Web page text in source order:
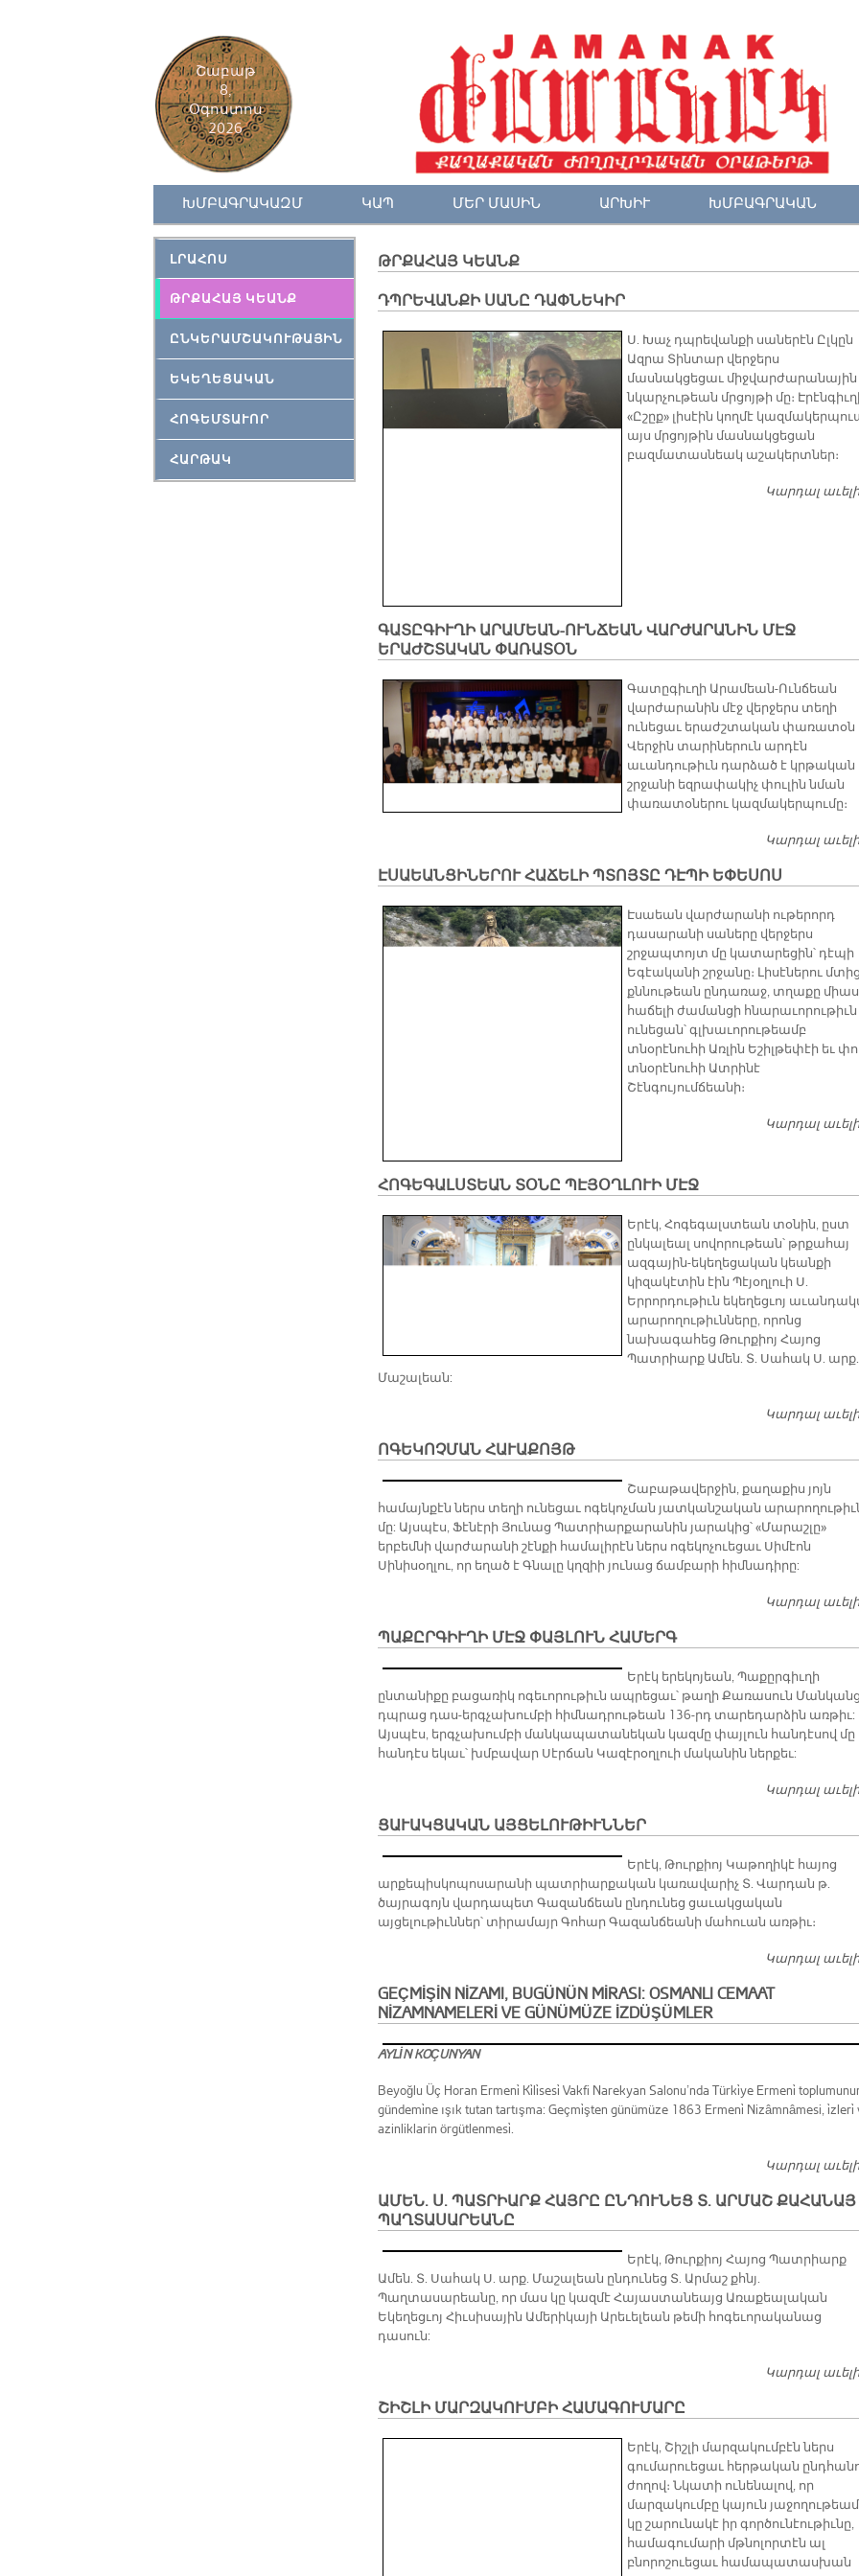
Շաբաթ
8,
Օգոստոս
2026
ԽՄԲԱԳՐԱԿԱԶՄ ԿԱՊ ՄԵՐ ՄԱՍԻՆ ԱՐԽԻՒ ԽՄԲԱԳՐԱԿԱՆ
ԼՐԱՀՈՍ
ԹՐՔԱՀԱՅ ԿԵԱՆՔ
ԸՆԿԵՐԱՄՇԱԿՈՒԹԱՅԻՆ
ԵԿԵՂԵՑԱԿԱՆ
ՀՈԳԵՄՏԱՒՈՐ
ՀԱՐԹԱԿ
ԹՐՔԱՀԱՅ ԿԵԱՆՔ
ԴՊՐԵՎԱՆՔԻ ՍԱՆԸ ԴԱՓՆԵԿԻՐ
Ս. Խաչ դպրեվանքի սաներէն Ըլկըն
Ազրա Տինտար վերջերս
մասնակցեցաւ միջվարժարանային
նկարչութեան մրցոյթի մը։
«Ըշըք» լիսէին կողմէ
այս մրցոյթին մասնակցեցան
բազմատասնեակ աշակերտներ։
Կարդալ
ԳԱՏԸԳԻՒՂԻ ԱՐԱՄԵԱՆ-ՈՒՆՃԵԱՆ ՎԱՐԺԱՐԱՆԻՆ ՄԷՋ
ԵՐԱԺՇՏԱԿԱՆ ՓԱՌԱՏՕՆ
Գատըգիւղի Արամեան-Ունճեան
վարժարանին մէջ վերջերս տեղի
ունեցաւ երաժշտական փառատօն
Վերջին տարիներուն արդէն
աւանդութիւն դարձած է կրթական
շրջանի եզրափակիչ փուլին նման
փառատօներու կազմակերպումը։
Կարդալ
ԷՍԱԵԱՆՑԻՆԵՐՈՒ ՀԱՃԵԼԻ ՊՏՈՅՏԸ ԴԷՊԻ ԵՓԵՍՈՍ
Էսաեան վարժարանի ութերորդ
դասարանի սաները վերջերս
շրջապտոյտ մը կատարեցին՝ դէպի
Եգէականի շրջանը։ Լիսէներու մտից
քննութեան ընդառաջ, տղաքը
հաճելի ժամանցի հնարաւորութիւն
ունեցան՝ գլխաւորութեամբ
տնօրէնուհի Առլին Եշիլթեփէի եւ
տնօրէնուհի Ատրինէ
Շէնգույումճեանի։
Կարդալ
ՀՈԳԵԳԱԼՍՏԵԱՆ ՏՕՆԸ ՊԷՅՕՂԼՈՒԻ ՄԷՋ
Երէկ, Հոգեգալստեան տօնին, ըստ
ընկալեալ սովորութեան՝ թրքահայ
ազգային-եկեղեցական կեանքի
կիզակէտին էին Պէյօղլուի Ս.
Երրորդութիւն եկեղեցւոյ
արարողութիւնները, որոնց
նախագահեց Թուրքիոյ Հայոց
Պատրիարք Ամեն. Տ. Սահակ Ս. արք.
Մաշալեան:
Կարդալ
ՈԳԵԿՈՉՄԱՆ ՀԱՒԱՔՈՅԹ
Շաբաթավերջին, քաղաքիս յոյն
համայնքէն ներս տեղի ունեցաւ ոգեկոչման յատկանշական
մը: Այսպէս, Ֆէնէրի Յունաց Պատրիարքարանին յարակից՝ «Մարաշլը»
երբեմնի վարժարանի շէնքի համալիրէն ներս ոգեկոչուեցաւ Սիմէոն
Սինիսօղլու, որ եղած է Գնալը կղզիի յունաց ճամբարի հիմնադիրը:
Կարդալ
ՊԱՔԸՐԳԻՒՂԻ ՄԷՋ ՓԱՅԼՈՒՆ ՀԱՄԵՐԳ
Երէկ երեկոյեան, Պաքըրգիւղի
ընտանիքը բացառիկ ոգեւորութիւն ապրեցաւ՝ թաղի Քառասուն Մանկանց
դպրաց դաս-երգչախումբի հիմնադրութեան 136-րդ տարեդարձին առթիւ:
Այսպէս, երգչախումբի մանկապատանեկան կազմը փայլուն հանդէսով մը
հանդէս եկաւ՝ խմբավար Սէրճան Կազէրօղլուի մականին ներքեւ:
Կարդալ
ՑԱՒԱԿՑԱԿԱՆ ԱՅՑԵԼՈՒԹԻՒՆՆԵՐ
Երէկ, Թուրքիոյ Կաթողիկէ հայոց
արքեպիսկոպոսարանի պատրիարքական կառավարիչ Տ. Վարդան թ.
ծայրագոյն վարդապետ Գազանճեան ընդունեց ցաւակցական
այցելութիւններ՝ տիրամայր Գոհար Գազանճեանի մահուան առթիւ։
Կարդալ
GEÇMİŞİN NİZAMI, BUGÜNÜN MİRASI: OSMANLI CEMAAT
NİZAMNAMELERİ VE GÜNÜMÜZE İZDÜŞÜMLER
AYLİN KOÇUNYAN
Beyoğlu Üç Horan Ermeni̇ Ki̇li̇sesi̇ Vakfi Narekyan Salonu’nda Türki̇ye Ermeni̇
gündemi̇ne ışık tutan tartışma: Geçmi̇şten günümüze 1863 Ermeni̇ Nizâmnâmesi, i̇zleri̇
azinliklarin örgütlenmesi̇.
Կարդալ
ԱՄԵՆ. Ս. ՊԱՏՐԻԱՐՔ ՀԱՅՐԸ ԸՆԴՈՒՆԵՑ Տ. ԱՐՄԱՇ ՔԱՀԱՆԱՅ
ՊԱՂՏԱՍԱՐԵԱՆԸ
Երէկ, Թուրքիոյ Հայոց Պատրիարք
Ամեն. Տ. Սահակ Ս. արք. Մաշալեան ընդունեց Տ. Արմաշ քհնյ.
Պաղտասարեանը, որ մաս կը կազմէ Հայաստանեայց Առաքեալական
Եկեղեցւոյ Հիւսիսային Ամերիկայի Արեւելեան թեմի հոգեւորականաց
դասուն:
Կարդալ
ՇԻՇԼԻ ՄԱՐԶԱԿՈՒՄԲԻ ՀԱՄԱԳՈՒՄԱՐԸ
Երէկ, Շիշլի մարզակումբէն ներս
գումարուեցաւ հերթական
ժողով։ Նկատի ունենալով, որ
մարզակումբը կայուն
կը շարունակէ իր գործունէութիւնը,
համագումարի մթնոլորտէն ալ
բնորոշուեցաւ համապատասխան